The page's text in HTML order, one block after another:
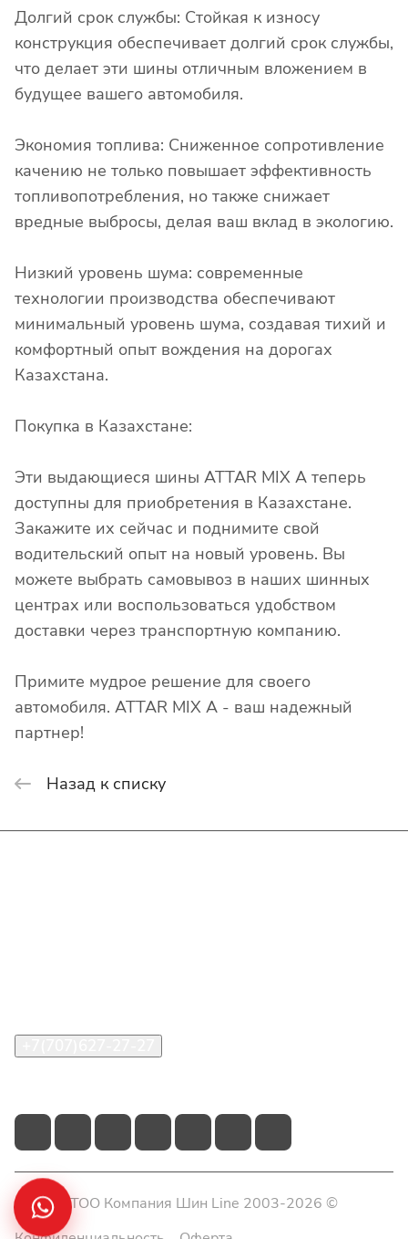
Долгий срок службы: Стойкая к износу
конструкция обеспечивает долгий срок службы,
что делает эти шины отличным вложением в
будущее вашего автомобиля.
Экономия топлива: Сниженное сопротивление
качению не только повышает эффективность
топливопотребления, но также снижает
вредные выбросы, делая ваш вклад в экологию.
Низкий уровень шума: современные
технологии производства обеспечивают
минимальный уровень шума, создавая тихий и
комфортный опыт вождения на дорогах
Казахстана.
Покупка в Казахстане:
Эти выдающиеся шины ATTAR MIX A теперь
доступны для приобретения в Казахстане.
Закажите их сейчас и поднимите свой
водительский опыт на новый уровень. Вы
можете выбрать самовывоз в наших шинных
центрах или воспользоваться удобством
доставки через транспортную компанию.
Примите мудрое решение для своего
автомобиля. ATTAR MIX A - ваш надежный
партнер!
Назад к списку
© 2026 ТОО Компания Шин Line 2003-2026 ©